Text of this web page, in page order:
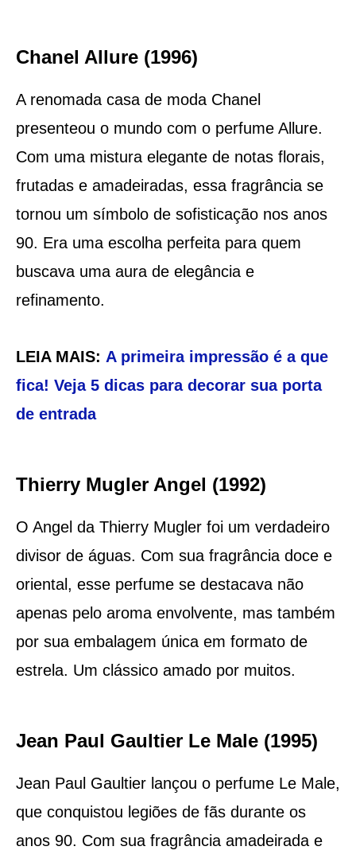
Chanel Allure (1996)
A renomada casa de moda Chanel
presenteou o mundo com o perfume Allure.
Com uma mistura elegante de notas florais,
frutadas e amadeiradas, essa fragrância se
tornou um símbolo de sofisticação nos anos
90. Era uma escolha perfeita para quem
buscava uma aura de elegância e
refinamento.
LEIA MAIS: A primeira impressão é a que
fica! Veja 5 dicas para decorar sua porta
de entrada
Thierry Mugler Angel (1992)
O Angel da Thierry Mugler foi um verdadeiro
divisor de águas. Com sua fragrância doce e
oriental, esse perfume se destacava não
apenas pelo aroma envolvente, mas também
por sua embalagem única em formato de
estrela. Um clássico amado por muitos.
Jean Paul Gaultier Le Male (1995)
Jean Paul Gaultier lançou o perfume Le Male,
que conquistou legiões de fãs durante os
anos 90. Com sua fragrância amadeirada e